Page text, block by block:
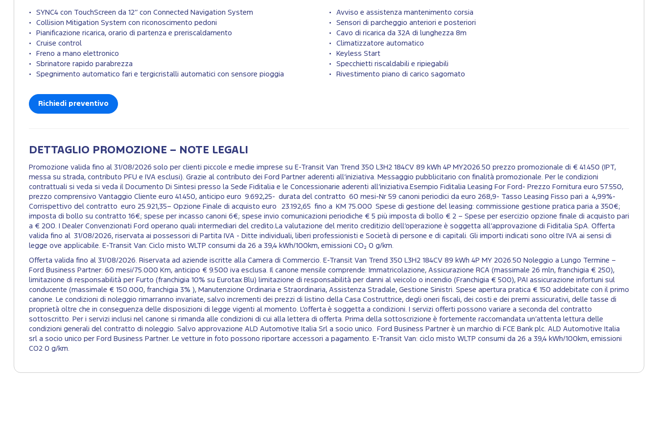
SYNC4 con TouchScreen da 12’’ con Connected Navigation System
Avviso e assistenza mantenimento corsia
Collision Mitigation System con riconoscimento pedoni
Sensori di parcheggio anteriori e posteriori
Pianificazione ricarica, orario di partenza e preriscaldamento
Cavo di ricarica da 32A di lunghezza 8m
Cruise control
Climatizzatore automatico
Freno a mano elettronico
Keyless Start
Sbrinatore rapido parabrezza
Specchietti riscaldabili e ripiegabili
Spegnimento automatico fari e tergicristalli automatici con sensore pioggia
Rivestimento piano di carico sagomato
Richiedi preventivo
DETTAGLIO PROMOZIONE – NOTE LEGALI
Promozione valida fino al 31/08/2026 solo per clienti piccole e medie imprese su E-Transit Van Trend 350 L3H2 184CV 89 kWh 4P MY2026.50 prezzo promozionale di € 41.450 (IPT,
messa su strada, contributo PFU e IVA esclusi). Grazie al contributo dei Ford Partner aderenti all’iniziativa. Messaggio pubblicitario con finalità promozionale. Per le condizioni
contrattuali si veda si veda il Documento Di Sintesi presso la Sede Fiditalia e le Concessionarie aderenti all’iniziativa.Esempio Fiditalia Leasing For Ford- Prezzo Fornitura euro 57.550,
prezzo comprensivo Vantaggio Cliente euro 41.450, anticipo euro 9.692,25- durata del contratto 60 mesi-Nr 59 canoni periodici da euro 268,9- Tasso Leasing Fisso pari a 4,99%-
Corrispettivo del contratto euro 25.921,35– Opzione Finale di acquisto euro 23.192,65 fino a KM 75.000 Spese di gestione del leasing: commissione gestione pratica paria a 350€;
imposta di bollo su contratto 16€; spese per incasso canoni 6€; spese invio comunicazioni periodiche € 5 più imposta di bollo € 2 – Spese per esercizio opzione finale di acquisto pari
a € 200. I Dealer Convenzionati Ford operano quali intermediari del credito.La valutazione del merito creditizio dell’operazione è soggetta all’approvazione di Fiditalia SpA. Offerta
valida fino al 31/08/2026, riservata ai possessori di Partita IVA - Ditte individuali, liberi professionisti e Società di persone e di capitali. Gli importi indicati sono oltre IVA ai sensi di
legge ove applicabile. E-Transit Van: Ciclo misto WLTP consumi da 26 a 39,4 kWh/100km, emissioni CO₂ 0 g/km.​
Offerta valida fino al 31/08/2026. Riservata ad aziende iscritte alla Camera di Commercio. E-Transit Van Trend 350 L3H2 184CV 89 kWh 4P MY 2026.50 Noleggio a Lungo Termine –
Ford Business Partner: 60 mesi/75.000 Km, anticipo € 9.500 iva esclusa. Il canone mensile comprende: Immatricolazione, Assicurazione RCA (massimale 26 mln, franchigia € 250),
limitazione di responsabilità per Furto (franchigia 10% su Eurotax Blu) limitazione di responsabilità per danni al veicolo o incendio (Franchigia € 500), PAI assicurazione infortuni sul
conducente (massimale € 150.000, franchigia 3% ), Manutenzione Ordinaria e Straordinaria, Assistenza Stradale, Gestione Sinistri. Spese apertura pratica € 150 addebitate con il primo
canone. Le condizioni di noleggio rimarranno invariate, salvo incrementi dei prezzi di listino della Casa Costruttrice, degli oneri fiscali, dei costi e dei premi assicurativi, delle tasse di
proprietà oltre che in conseguenza delle disposizioni di legge vigenti al momento. L’offerta è soggetta a condizioni. I servizi offerti possono variare a seconda del contratto
sottoscritto. Per i servizi inclusi nel canone si rimanda alle condizioni di cui alla lettera di offerta. Prima della sottoscrizione è fortemente raccomandata un’attenta lettura delle
condizioni generali del contratto di noleggio. Salvo approvazione ALD Automotive Italia Srl a socio unico. Ford Business Partner è un marchio di FCE Bank plc. ALD Automotive Italia
srl a socio unico per Ford Business Partner. Le vetture in foto possono riportare accessori a pagamento. E-Transit Van: ciclo misto WLTP consumi da 26 a 39,4 kWh/100km, emissioni
CO2 0 g/km.